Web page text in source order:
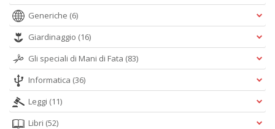
Generiche (6)
Giardinaggio (16)
Gli speciali di Mani di Fata (83)
Informatica (36)
Leggi (11)
Libri (52)